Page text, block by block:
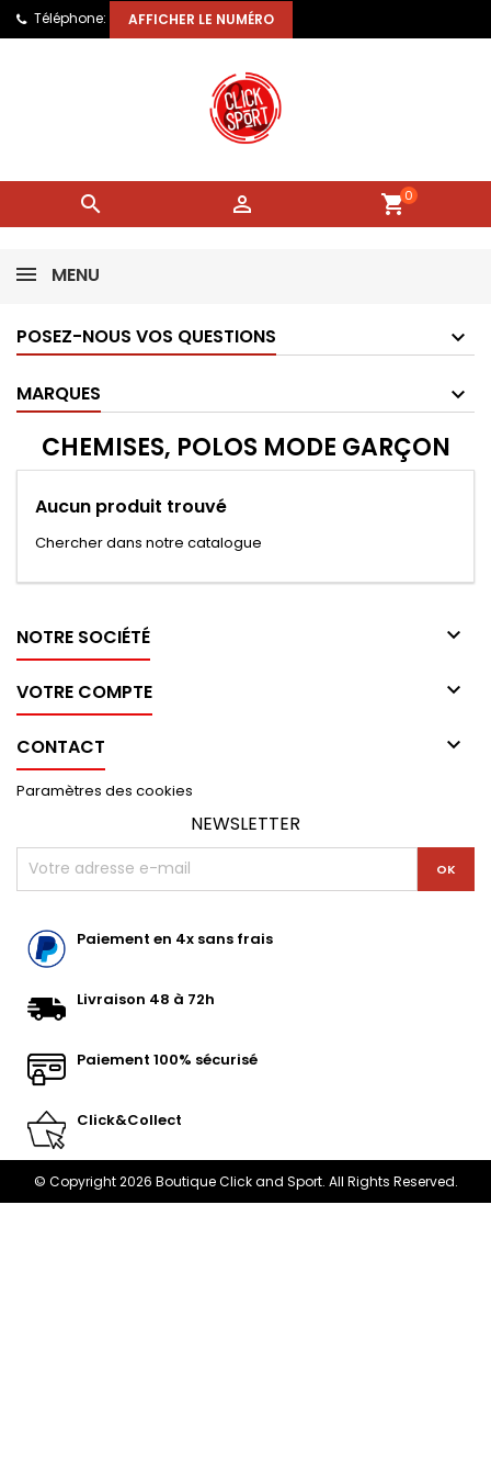
Téléphone: AFFICHER LE NUMÉRO
  shopping_cart0
MENU
POSEZ-NOUS VOS QUESTIONS
MARQUES
CHEMISES, POLOS MODE GARÇON
Aucun produit trouvé
Chercher dans notre catalogue
NOTRE SOCIÉTÉ 
VOTRE COMPTE 
CONTACT 
Paramètres des cookies
NEWSLETTER
Paiement en 4x sans frais
Livraison 48 à 72h
Paiement 100% sécurisé
Click&Collect
© Copyright 2026 Boutique Click and Sport. All Rights Reserved.